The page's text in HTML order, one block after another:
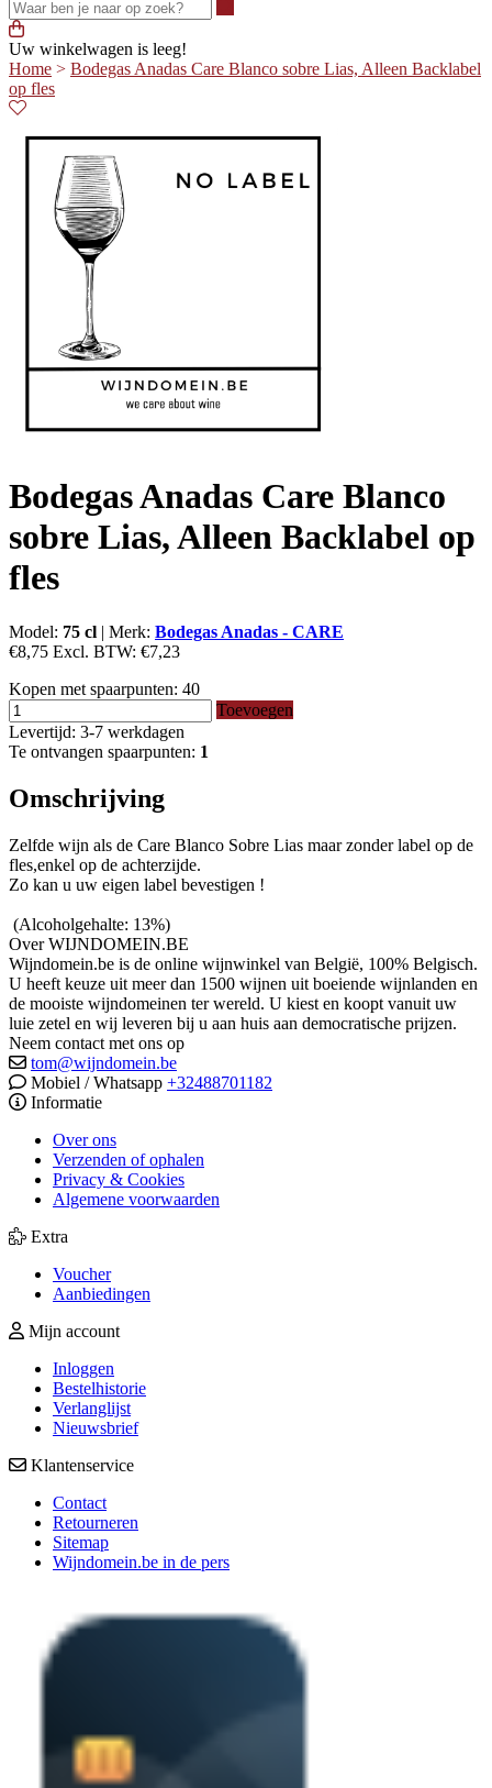
Uw winkelwagen is leeg!
Home > Bodegas Anadas Care Blanco sobre Lias, Alleen Backlabel
op fles
Bodegas Anadas Care Blanco
sobre Lias, Alleen Backlabel op
fles
Model: 75 cl | Merk: Bodegas Anadas - CARE
€8,75 Excl. BTW: €7,23
Kopen met spaarpunten: 40
Toevoegen
Levertijd: 3-7 werkdagen
Te ontvangen spaarpunten: 1
Omschrijving
Zelfde wijn als de Care Blanco Sobre Lias maar zonder label op de
fles,enkel op de achterzijde.
Zo kan u uw eigen label bevestigen !
(Alcoholgehalte: 13%)
Over WIJNDOMEIN.BE
Wijndomein.be is de online wijnwinkel van België, 100% Belgisch.
U heeft keuze uit meer dan 1500 wijnen uit boeiende wijnlanden en
de mooiste wijndomeinen ter wereld. U kiest en koopt vanuit uw
luie zetel en wij leveren bij u aan huis aan democratische prijzen.
Neem contact met ons op
tom@wijndomein.be
Mobiel / Whatsapp +32488701182
Informatie
Over ons
Verzenden of ophalen
Privacy & Cookies
Algemene voorwaarden
Extra
Voucher
Aanbiedingen
Mijn account
Inloggen
Bestelhistorie
Verlanglijst
Nieuwsbrief
Klantenservice
Contact
Retourneren
Sitemap
Wijndomein.be in de pers